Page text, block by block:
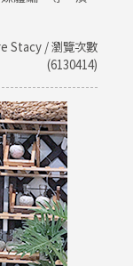
Stacy / 瀏覽次數
(6130414)